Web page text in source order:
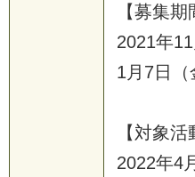
【募集期
2021年11
1 月 7日 （
【対象活
2022年4